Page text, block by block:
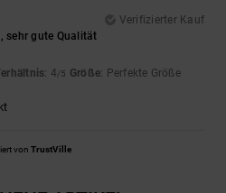
Verifizierter Kauf
sehr gute Qualität
: 4/5 Größe: Perfekte Größe
von TrustVille